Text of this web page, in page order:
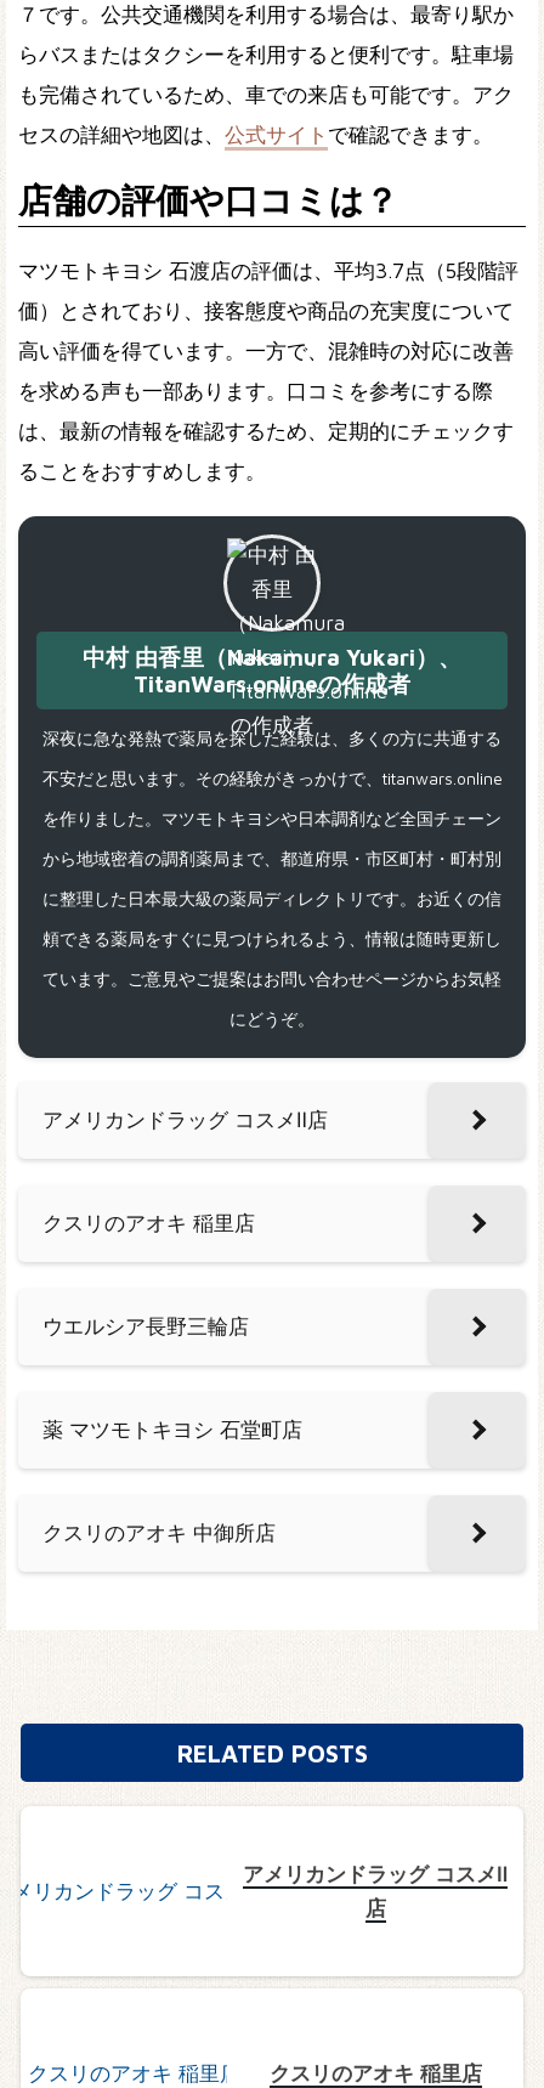
７です。公共交通機関を利用する場合は、最寄り駅か
らバスまたはタクシーを利用すると便利です。駐車場
も完備されているため、車での来店も可能です。アク
セスの詳細や地図は、 公式サイト で確認できます。
店舗の評価や口コミは？
マツモトキヨシ 石渡店の評価は、平均3.7点（5段階評
価）とされており、接客態度や商品の充実度について
高い評価を得ています。一方で、混雑時の対応に改善
を求める声も一部あります。口コミを参考にする際
は、最新の情報を確認するため、定期的にチェックす
ることをおすすめします。
中村 由香里（Nakamura Yukari）、
TitanWars.onlineの作成者
深夜に急な発熱で薬局を探した経験は、多くの方に共通する
不安だと思います。その経験がきっかけで、titanwars.online
を作りました。マツモトキヨシや日本調剤など全国チェーン
から地域密着の調剤薬局まで、都道府県・市区町村・町村別
に整理した日本最大級の薬局ディレクトリです。お近くの信
頼できる薬局をすぐに見つけられるよう、情報は随時更新し
ています。ご意見やご提案はお問い合わせページからお気軽
にどうぞ。
アメリカンドラッグ コスメⅡ店
クスリのアオキ 稲里店
ウエルシア長野三輪店
薬 マツモトキヨシ 石堂町店
クスリのアオキ 中御所店
RELATED POSTS
アメリカンドラッグ コスメⅡ
店
クスリのアオキ 稲里店